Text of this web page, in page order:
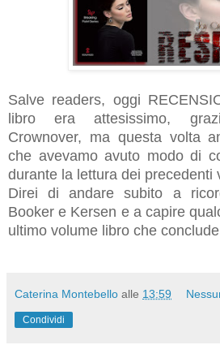
Salve readers, oggi
libro era attesissimo,
Crownover, ma questa volta
che avevamo avuto modo di
durante la lettura dei precedenti
Direi di andare subito a
Booker e Kersen e a capire
ultimo volume libro che
Caterina Montebello alle 13:59
Condividi